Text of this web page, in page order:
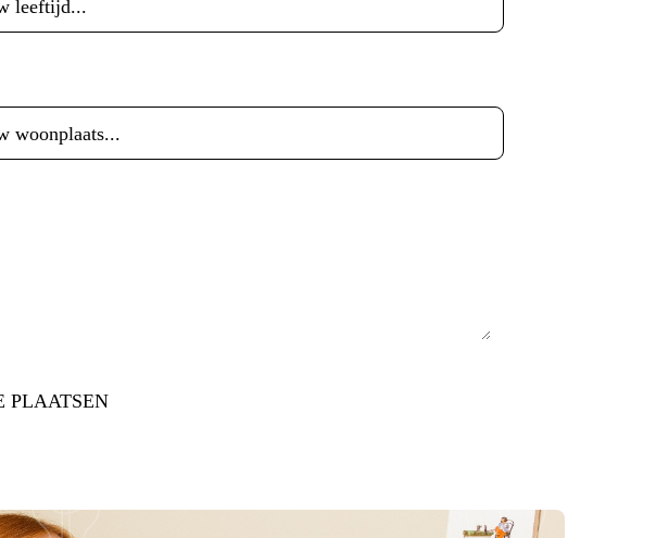
PLAATSEN